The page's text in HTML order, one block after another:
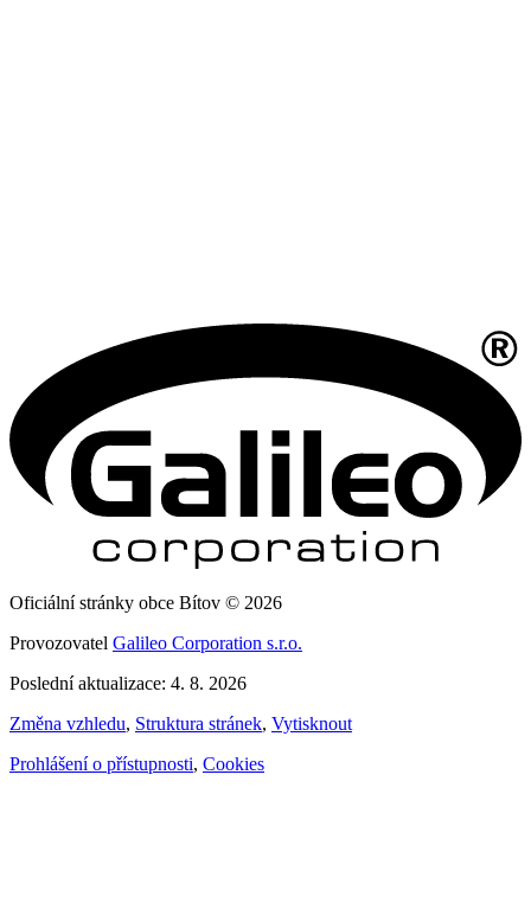
Oficiální stránky obce Bítov © 2026
Provozovatel Galileo Corporation s.r.o.
Poslední aktualizace: 4. 8. 2026
Změna vzhledu, Struktura stránek, Vytisknout
Prohlášení o přístupnosti, Cookies